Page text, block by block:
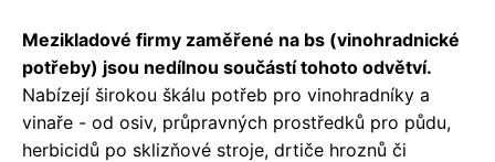
Mezikladové firmy zaměřené na bs (vinohradnické
potřeby) jsou nedílnou součástí tohoto odvětví.
Nabízejí širokou škálu potřeb pro vinohradníky a
vinaře - od osiv, průpravných prostředků pro půdu,
herbicidů po sklizňové stroje, drtiče hroznů či